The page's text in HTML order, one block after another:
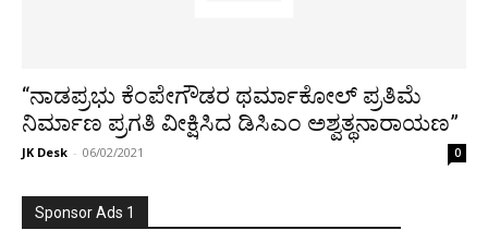
“ನಾಡಪ್ರಭು ಕೆಂಪೇಗೌಡರ ಥರ್ಮಾಕೋಲ್ ಪ್ರತಿಮೆ
ನಿರ್ಮಾಣ ಪ್ರಗತಿ ವೀಕ್ಷಿಸಿದ ಡಿಸಿಎಂ ಅಶ್ವತ್ಥನಾರಾಯಣ”
JK Desk - 06/02/2021 0
Sponsor Ads 1